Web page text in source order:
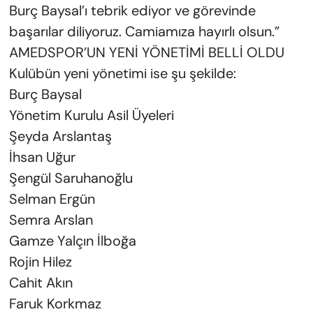
Burç Baysal’ı tebrik ediyor ve görevinde
başarılar diliyoruz. Camiamıza hayırlı olsun.”
AMEDSPOR’UN YENİ YÖNETİMİ BELLİ OLDU
Kulübün yeni yönetimi ise şu şekilde:
Burç Baysal
Yönetim Kurulu Asil Üyeleri
Şeyda Arslantaş
İhsan Uğur
Şengül Saruhanoğlu
Selman Ergün
Semra Arslan
Gamze Yalçın İlboğa
Rojin Hilez
Cahit Akın
Faruk Korkmaz